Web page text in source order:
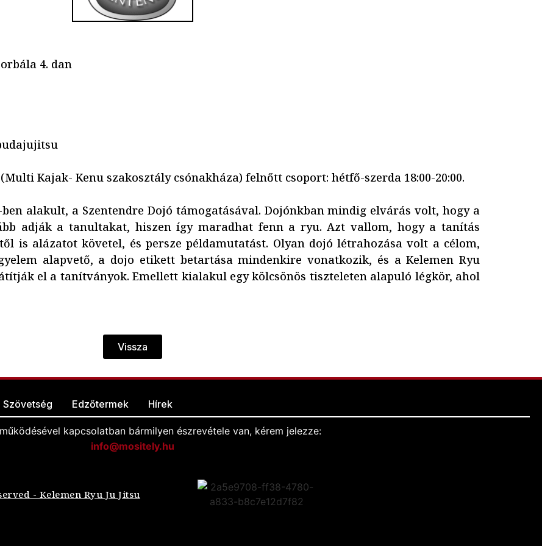
4. dan
Kajak- Kenu szakosztály csónakháza) felnőtt csoport: hétfő-szerda 18:00-20:00.
ben alakult, a Szentendre Dojó támogatásával. Dojónkban mindig elvárás volt, hogy a
adják a tanultakat, hiszen így maradhat fenn a ryu. Azt vallom, hogy a tanítás
is alázatot követel, és persze példamutatást. Olyan dojó létrahozása volt a célom,
alapvető, a dojo etikett betartása mindenkire vonatkozik, és a Kelemen Ryu
el a tanítványok. Emellett kialakul egy kölcsönös tiszteleten alapuló légkör, ahol
Vissza
Szövetség Edzőtermek Hírek
kapcsolatban bármilyen észrevétele van, kérem jelezze:
info@mositely.hu
- Kelemen Ryu Ju Jitsu